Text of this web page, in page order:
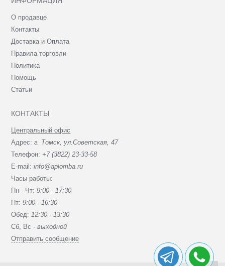
О продавце
Контакты
Доставка и Оплата
Правила торговли
Политика
Помощь
Статьи
КОНТАКТЫ
Центральный офис
Адрес:г. Томск, ул.Советская, 47
Телефон: +7 (3822) 23-33-58
E-mail:info@aplomba.ru
Часы работы:
Пн - Чт:9:00 - 17:30
Пт:9:00 - 16:30
Обед: 12:30 - 13:30
Сб, Вc -выходной
Отправить сообщение